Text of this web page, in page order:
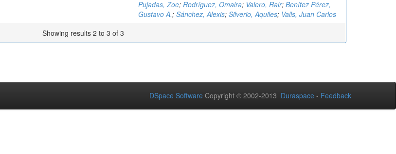
Pujadas, Zoe; Rodríguez, Omaira; Valero, Rair; Benítez Pérez,
Gustavo A.; Sánchez, Alexis; Silverio, Aquiles; Valls, Juan Carlos
Showing results 2 to 3 of 3
DSpace Software Copyright © 2002-2013 Duraspace - Feedback